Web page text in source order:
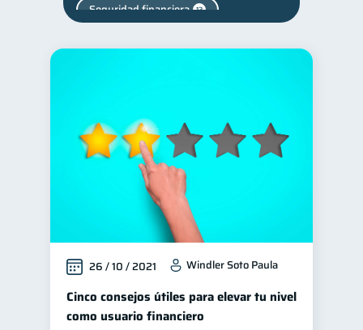
Seguridad financiera 13
Fraudes
Manejo de deudas
Educación financiera
Finanzas para jóvenes
Control de deudas 30
Finanzas familiares 25
Inclusión financiera 22
Finanzas para mujeres
26 / 10 / 2021 Windler Soto Paula
Cinco consejos útiles para elevar tu nivel
como usuario financiero